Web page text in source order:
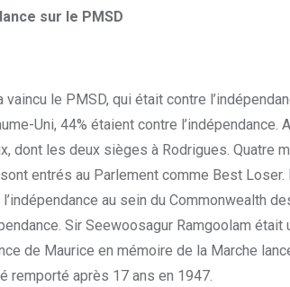
sur le PMSD
vaincu le PMSD, qui était contre
Uni, 44% étaient contre
dont les deux sièges à Rodrigues. Quatre
entrés au Parlement comme Best
au sein du Commonwealth
Sir Seewoosagur Ramgoolam
de Maurice en mémoire de la Marche
remporté après 17 ans en 1947.